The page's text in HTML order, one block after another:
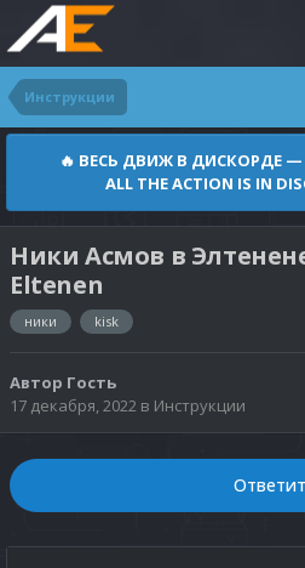
Инструкции
🔥 ВЕСЬ ДВИЖ В ДИСКОРДЕ
ALL THE ACTION IS IN
Ники Асмов в
Eltenen
ники kisk
Автор Гость
17 декабря, 2022 в Инструкции